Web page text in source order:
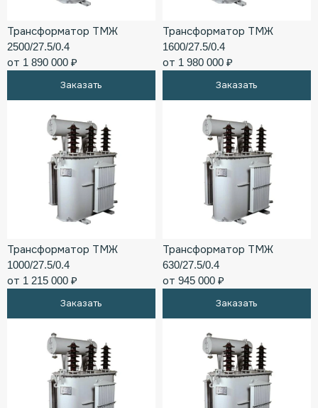
Трансформатор ТМЖ
2500/27.5/0.4
от 1 890 000 ₽
Заказать
Трансформатор ТМЖ
1600/27.5/0.4
от 1 980 000 ₽
Заказать
Трансформатор ТМЖ
1000/27.5/0.4
от 1 215 000 ₽
Заказать
Трансформатор ТМЖ
630/27.5/0.4
от 945 000 ₽
Заказать